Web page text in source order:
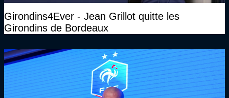
Girondins4Ever - Jean Grillot quitte les
Girondins de Bordeaux